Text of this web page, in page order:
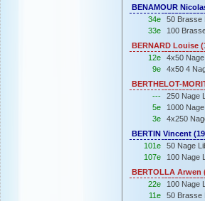
BENAMOUR
34e
50 Brasse
33e
100
BERNARD Louise
12e
4x50
9e 4x50 4
BERTHELOT-
---
250 Nage
5e
1000
3e
4x250
BERTIN Vincent
101e
50 Nage
107e
100 Nage
BERTOLLA Arwen
22e
100 Nage
11e
50 Brasse